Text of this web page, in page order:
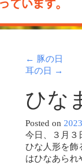
← 豚の日
耳の日
→
ひな
Posted on
今日、３月３
ひな人形を飾
はひなあられ